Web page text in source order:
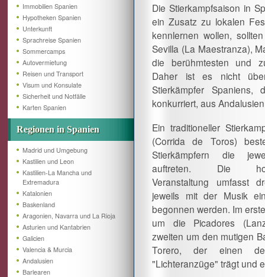
Immobilien Spanien
Hypotheken Spanien
Unterkunft
Sprachreise Spanien
Sommercamps
Autovermietung
Reisen und Transport
Visum und Konsulate
Sicherheit und Notfälle
Karten Spanien
Regionen in Spanien
Madrid und Umgebung
Kastilien und Leon
Kastilien-La Mancha und
Extremadura
Katalonien
Baskenland
Aragonien, Navarra und La Rioja
Asturien und Kantabrien
Galicien
Valencia & Murcia
Andalusien
Barlearen
Die Stierkampfsaison in
ein Zusatz zu lokalen
kennlernen wollen,
Sevilla (La Maestranza),
die berühmtesten und
Daher ist es nicht
Stierkämpfer
konkurriert, aus
Ein traditioneller
(Corrida de Toros)
Stierkämpfern die
auftreten. Die
Veranstaltung umfasst
jeweils mit der Musik
begonnen werden. Im
um die Picadores
zweiten um den mutigen
Torero, der einen
"Lichteranzüge" trägt und